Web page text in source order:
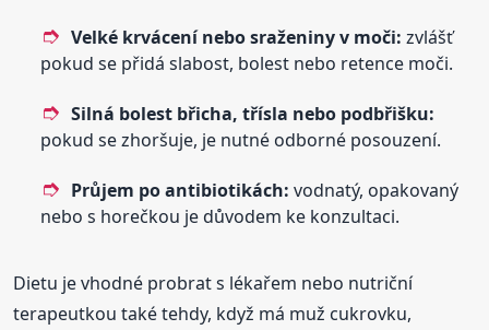
Velké krvácení nebo sraženiny v moči: zvlášť
pokud se přidá slabost, bolest nebo retence moči.
Silná bolest břicha, třísla nebo podbřišku:
pokud se zhoršuje, je nutné odborné posouzení.
Průjem po antibiotikách: vodnatý, opakovaný
nebo s horečkou je důvodem ke konzultaci.
Dietu je vhodné probrat s lékařem nebo nutriční
terapeutkou také tehdy, když má muž cukrovku,